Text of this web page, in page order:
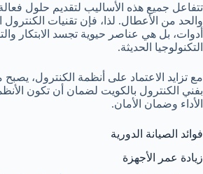
تتفاعل جميع هذه الأساليب لتقديم حلول فعالة
والحد من الأعطال. لذا، فإن تقنيات الكنترول
أدوات، بل هي عناصر حيوية تجسد الابتكار
التكنولوجيا الحديثة.
مع تزايد الاعتماد على أنظمة الكنترول،
بفني الكنترول بالكويت لضمان أن تكون
الأداء وضمان الأمان.
فوائد الصيانة الدورية
زيادة عمر الأجهزة